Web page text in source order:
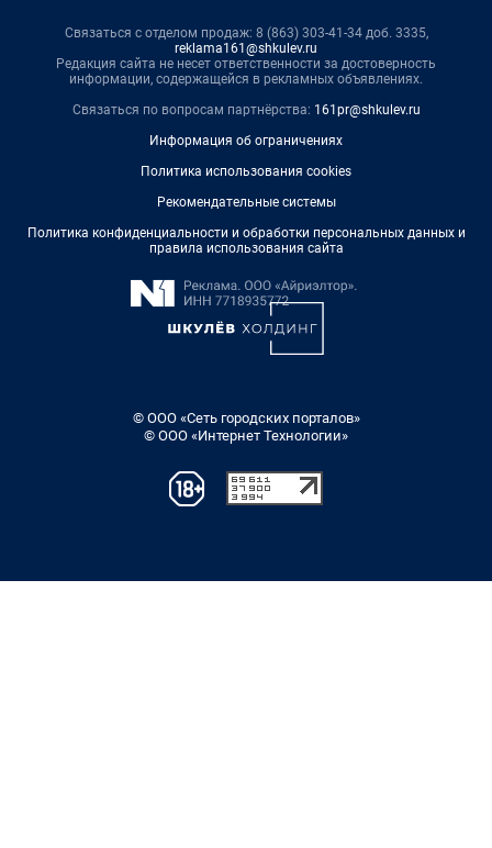
Связаться с отделом продаж: 8 (863) 303-41-34 доб. 3335,
reklama161@shkulev.ru
Редакция сайта не несет ответственности за достоверность
информации, содержащейся в рекламных объявлениях.
Связаться по вопросам партнёрства: 161pr@shkulev.ru
Информация об ограничениях
Политика использования cookies
Рекомендательные системы
Политика конфиденциальности и обработки персональных данных и
правила использования сайта
© ООО «Сеть городских порталов»
© ООО «Интернет Технологии»